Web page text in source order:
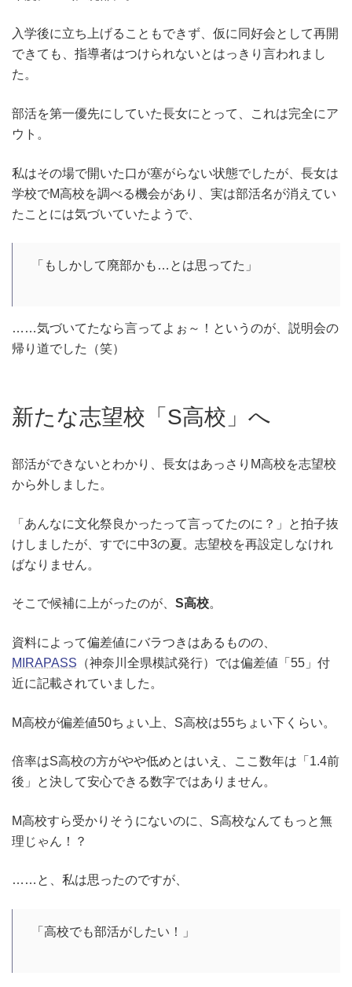
入学後に立ち上げることもできず、仮に同好会として再開
できても、指導者はつけられないとはっきり言われまし
た。
部活を第一優先にしていた長女にとって、これは完全にア
ウト。
私はその場で開いた口が塞がらない状態でしたが、長女は
学校でM高校を調べる機会があり、実は部活名が消えてい
たことには気づいていたようで、
「もしかして廃部かも…とは思ってた」
……気づいてたなら言ってよぉ～！というのが、説明会の
帰り道でした（笑）
新たな志望校「S高校」へ
部活ができないとわかり、長女はあっさりM高校を志望校
から外しました。
「あんなに文化祭良かったって言ってたのに？」と拍子抜
けしましたが、すでに中3の夏。志望校を再設定しなけれ
ばなりません。
そこで候補に上がったのが、 S高校。
資料によって偏差値にバラつきはあるものの、
MIRAPASS （神奈川全県模試発行）では偏差値「55」付
近に記載されていました。
M高校が偏差値50ちょい上、S高校は55ちょい下くらい。
倍率はS高校の方がやや低めとはいえ、ここ数年は「1.4前
後」と決して安心できる数字ではありません。
M高校すら受かりそうにないのに、S高校なんてもっと無
理じゃん！？
……と、私は思ったのですが、
「高校でも部活がしたい！」